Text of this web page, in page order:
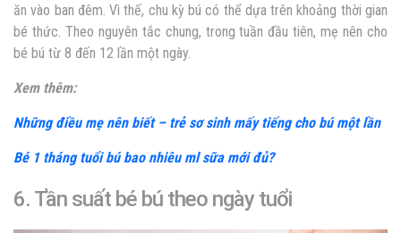
ăn vào ban đêm. Vì thế, chu kỳ bú có thể dựa trên khoảng thời gian
bé thức. Theo nguyên tắc chung, trong tuần đầu tiên, mẹ nên cho
bé bú từ 8 đến 12 lần một ngày.
Xem thêm:
Những điều mẹ nên biết – trẻ sơ sinh mấy tiếng cho bú một lần
Bé 1 tháng tuổi bú bao nhiêu ml sữa mới đủ?
6. Tần suất bé bú theo ngày tuổi